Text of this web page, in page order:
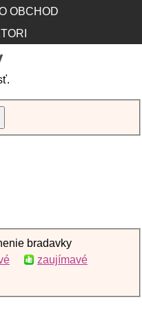
OBCHOD
bradavky
zaujímavé